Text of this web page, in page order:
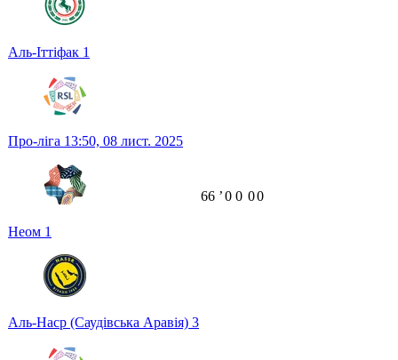
Аль-Іттіфак 1
Про-ліга 13:50, 08 лист. 2025
Неом 1
Аль-Наср (Саудівська Аравія) 3
66 ʼ0 0 00